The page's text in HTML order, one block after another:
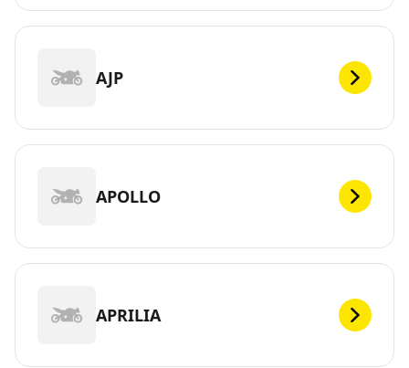
AJP
APOLLO
APRILIA